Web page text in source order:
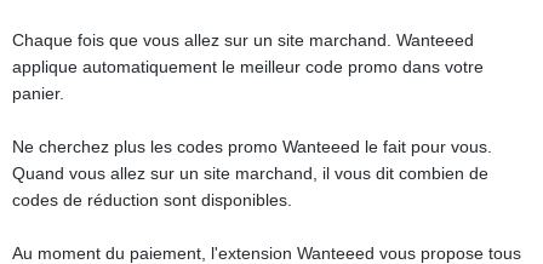
Chaque fois que vous allez sur un site marchand. Wanteeed
applique automatiquement le meilleur code promo dans votre
panier.
Ne cherchez plus les codes promo Wanteeed le fait pour vous.
Quand vous allez sur un site marchand, il vous dit combien de
codes de réduction sont disponibles.
Au moment du paiement, l'extension Wanteeed vous propose tous